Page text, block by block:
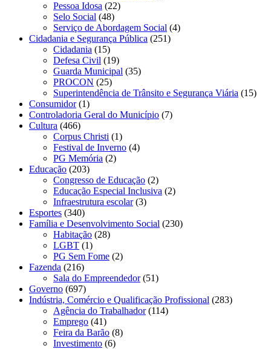
Pessoa Idosa (22)
Selo Social (48)
Serviço de Abordagem Social (4)
Cidadania e Segurança Pública (251)
Cidadania (15)
Defesa Civil (19)
Guarda Municipal (35)
PROCON (25)
Superintendência de Trânsito e Segurança Viária (15)
Consumidor(1)
Controladoria Geral do Município (7)
Cultura (466)
Corpus Christi (1)
Festival de Inverno (4)
PG Memória (2)
Educação (203)
Congresso de Educação (2)
Educação Especial Inclusiva (2)
Infraestrutura escolar(3)
Esportes (340)
Família e Desenvolvimento Social (230)
Habitação (28)
LGBT (1)
PG Sem Fome (2)
Fazenda (216)
Sala do Empreendedor(51)
Governo (697)
Indústria, Comércio e Qualificação Profissional (283)
Agência do Trabalhador(114)
Emprego (41)
Feira da Barão (8)
Investimento (6)